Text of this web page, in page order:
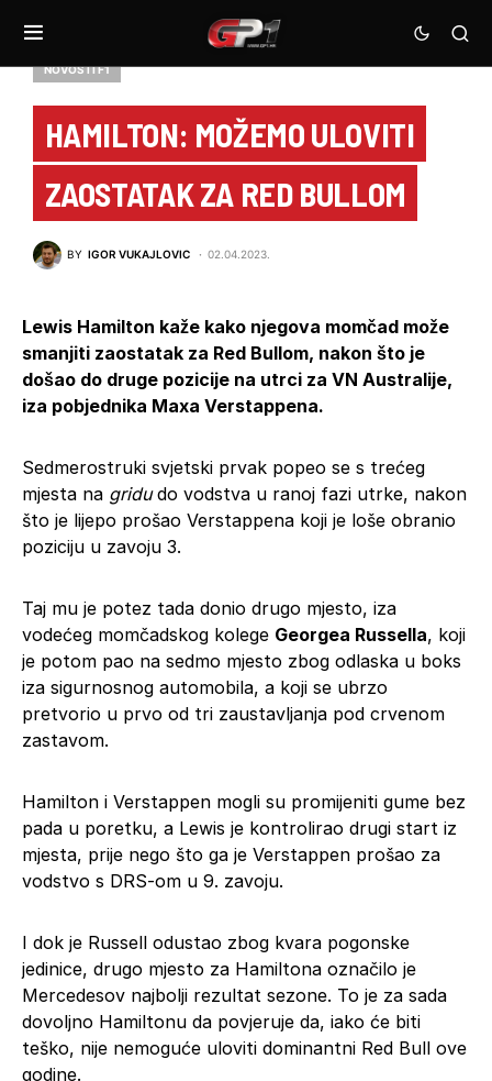
NOVOSTI F1
HAMILTON: MOŽEMO ULOVITI
ZAOSTATAK ZA RED BULLOM
BY IGOR VUKAJLOVIC 02.04.2023.
Lewis Hamilton kaže kako njegova momčad može
smanjiti zaostatak za Red Bullom, nakon što je
došao do druge pozicije na utrci za VN Australije,
iza pobjednika Maxa Verstappena.
Sedmerostruki svjetski prvak popeo se s trećeg
mjesta na gridudo vodstva u ranoj fazi utrke, nakon
što je lijepo prošao Verstappena koji je loše obranio
poziciju u zavoju 3.
Taj mu je potez tada donio drugo mjesto, iza
vodećeg momčadskog kolege Georgea Russella, koji
je potom pao na sedmo mjesto zbog odlaska u boks
iza sigurnosnog automobila, a koji se ubrzo
pretvorio u prvo od tri zaustavljanja pod crvenom
zastavom.
Hamilton i Verstappen mogli su promijeniti gume bez
pada u poretku, a Lewis je kontrolirao drugi start iz
mjesta, prije nego što ga je Verstappen prošao za
vodstvo s DRS-om u 9. zavoju.
I dok je Russell odustao zbog kvara pogonske
jedinice, drugo mjesto za Hamiltona označilo je
Mercedesov najbolji rezultat sezone. To je za sada
dovoljno Hamiltonu da povjeruje da, iako će biti
teško, nije nemoguće uloviti dominantni Red Bull ove
godine.